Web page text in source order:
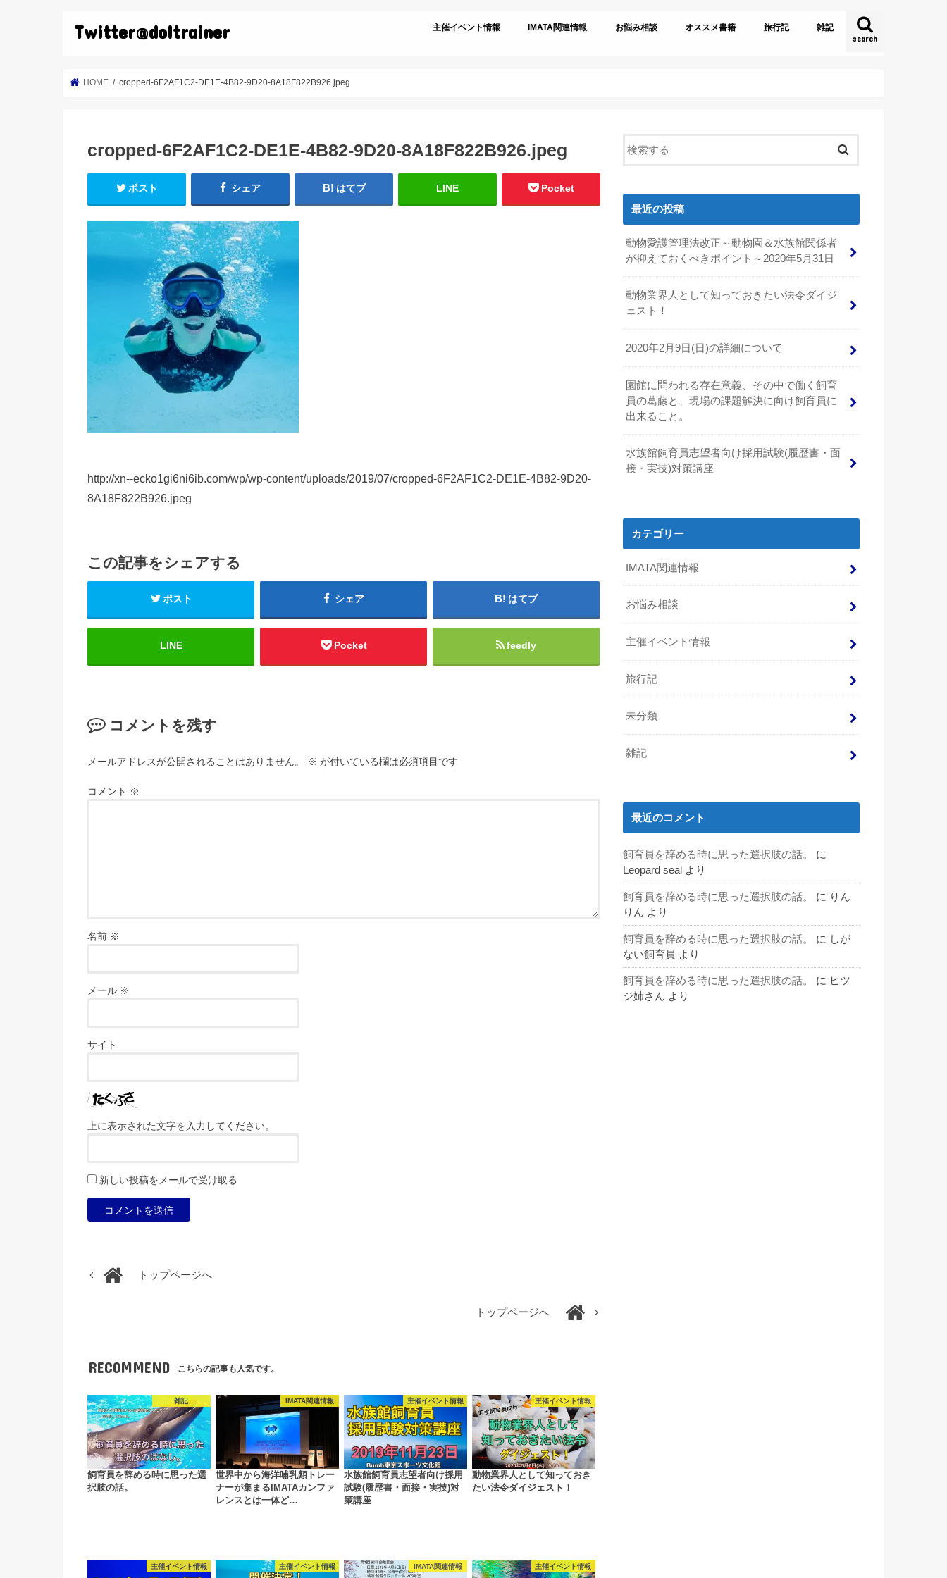
Twitter@doltrainer search
主催イベント情報 IMATA関連情報 お悩み相談 オススメ書籍 旅行記 雑記
HOME cropped-6F2AF1C2-DE1E-4B82-9D20-8A18F822B926.jpeg
cropped-6F2AF1C2-DE1E-4B82-9D20-8A18F822B926.jpeg
ポスト シェア はてブ LINE Pocket
http://xn--ecko1gi6ni6ib.com/wp/wp-content/uploads/2019/07/cropped-6F2AF1C2-DE1E-4B82-9D20-
8A18F822B926.jpeg
この記事をシェアする
ポスト シェア はてブ
LINE Pocket feedly
コメントを残す
メールアドレスが公開されることはありません。 ※ が付いている欄は必須項目です
コメント ※
名前 ※
メール ※
サイト
上に表示された文字を入力してください。
新しい投稿をメールで受け取る
トップページへ
トップページへ
RECOMMEND こちらの記事も人気です。
雑記
飼育員を辞める時に思った選
択肢の話。
IMATA関連情報
世界中から海洋哺乳類トレー
ナーが集まるIMATAカンファ
レンスとは一体ど…
主催イベント情報
水族館飼育員志望者向け採用
試験(履歴書・面接・実技)対
策講座
主催イベント情報
動物業界人として知っておき
たい法令ダイジェスト！
主催イベント情報 主催イベント情報 IMATA関連情報 主催イベント情報
最近の投稿
動物愛護管理法改正～動物園＆水族館関係者
が抑えておくべきポイント～2020年5月31日
動物業界人として知っておきたい法令ダイジ
ェスト！
2020年2月9日(日)の詳細について
園館に問われる存在意義、その中で働く飼育
員の葛藤と、現場の課題解決に向け飼育員に
出来ること。
水族館飼育員志望者向け採用試験(履歴書・面
接・実技)対策講座
カテゴリー
IMATA関連情報
お悩み相談
主催イベント情報
旅行記
未分類
雑記
最近のコメント
飼育員を辞める時に思った選択肢の話。
に
Leopard seal より
飼育員を辞める時に思った選択肢の話。 に りん
りん より
飼育員を辞める時に思った選択肢の話。 に しが
ない飼育員 より
飼育員を辞める時に思った選択肢の話。 に ヒツ
ジ姉さん より